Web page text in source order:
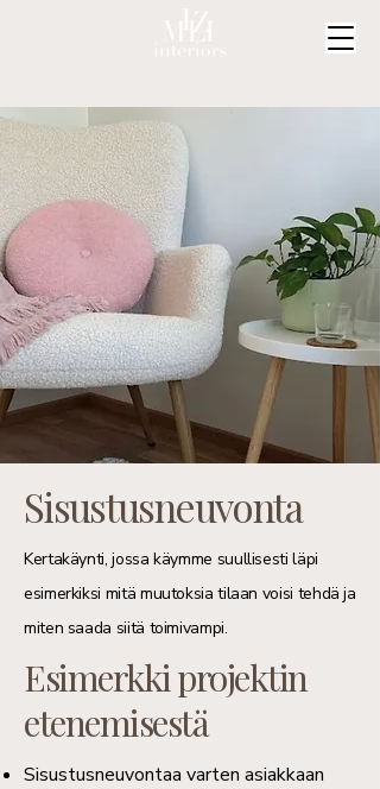
Sisustusneuvonta
Kertakäynti, jossa käymme suullisesti läpi
esimerkiksi mitä muutoksia tilaan voisi tehdä ja
miten saada siitä toimivampi.
Esimerkki projektin
etenemisestä
Sisustusneuvontaa varten asiakkaan